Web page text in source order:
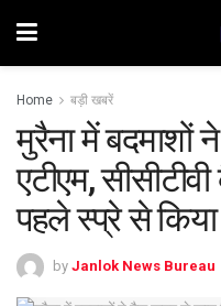
Home बड़ी खबरें
मुरैना में बदमाशों
एटीएम,
पहले स्प्रे से
by Janlok News Bureau